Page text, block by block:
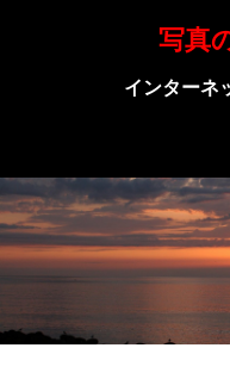
写真
インターネ